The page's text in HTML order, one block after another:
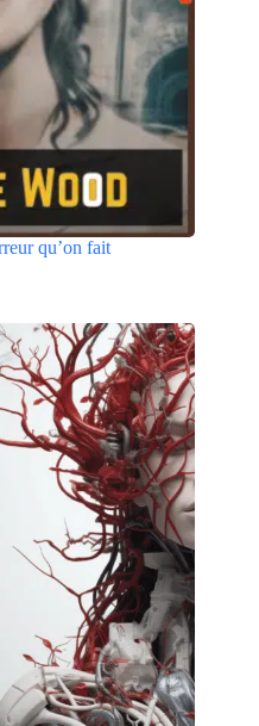
qu’on fait